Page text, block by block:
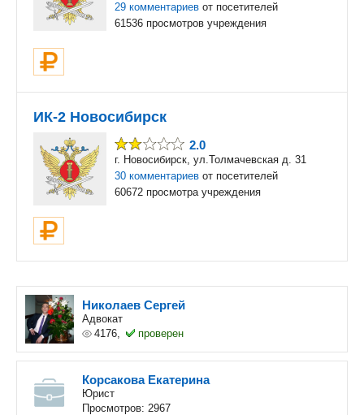
29 комментариев от посетителей
61536 просмотров учреждения
ИК-2 Новосибирск
2.0
г. Новосибирск, ул.Толмачевская д. 31
30 комментариев от посетителей
60672 просмотра учреждения
Николаев Сергей
Адвокат
4176,
проверен
Корсакова Екатерина
Юрист
Просмотров: 2967